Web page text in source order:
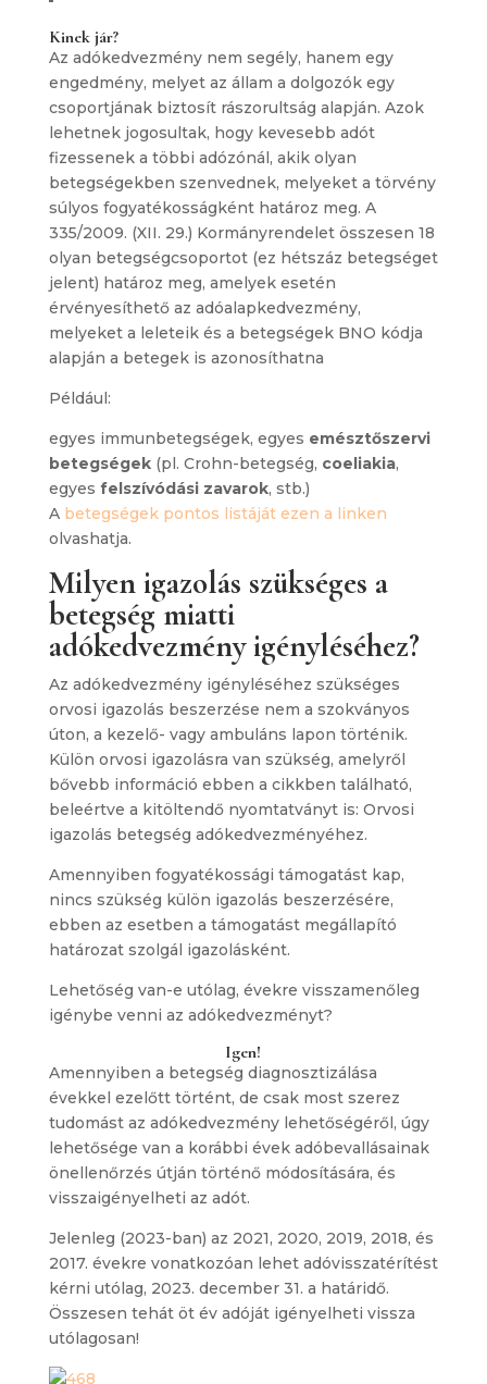
Kinek jár?
Az adókedvezmény nem segély, hanem egy
engedmény, melyet az állam a dolgozók egy
csoportjának biztosít rászorultság alapján. Azok
lehetnek jogosultak, hogy kevesebb adót
fizessenek a többi adózónál, akik olyan
betegségekben szenvednek, melyeket a törvény
súlyos fogyatékosságként határoz meg. A
335/2009. (XII. 29.) Kormányrendelet összesen 18
olyan betegségcsoportot (ez hétszáz betegséget
jelent) határoz meg, amelyek esetén
érvényesíthető az adóalapkedvezmény,
melyeket a leleteik és a betegségek BNO kódja
alapján a betegek is azonosíthatna
Például:
egyes immunbetegségek, egyes emésztőszervi
betegségek(pl. Crohn-betegség, coeliakia,
egyes felszívódási zavarok, stb.)
A betegségek pontos listáját ezen a linken
olvashatja.
Milyen igazolás szükséges a
betegség miatti
adókedvezmény igényléséhez?
Az adókedvezmény igényléséhez szükséges
orvosi igazolás beszerzése nem a szokványos
úton, a kezelő- vagy ambuláns lapon történik.
Külön orvosi igazolásra van szükség, amelyről
bővebb információ ebben a cikkben található,
beleértve a kitöltendő nyomtatványt is: Orvosi
igazolás betegség adókedvezményéhez.
Amennyiben fogyatékossági támogatást kap,
nincs szükség külön igazolás beszerzésére,
ebben az esetben a támogatást megállapító
határozat szolgál igazolásként.
Lehetőség van-e utólag, évekre visszamenőleg
igénybe venni az adókedvezményt?
Igen!
Amennyiben a betegség diagnosztizálása
évekkel ezelőtt történt, de csak most szerez
tudomást az adókedvezmény lehetőségéről, úgy
lehetősége van a korábbi évek adóbevallásainak
önellenőrzés útján történő módosítására, és
visszaigényelheti az adót.
Jelenleg (2023-ban) az 2021, 2020, 2019, 2018, és
2017. évekre vonatkozóan lehet adóvisszatérítést
kérni utólag, 2023. december 31. a határidő.
Összesen tehát öt év adóját igényelheti vissza
utólagosan!